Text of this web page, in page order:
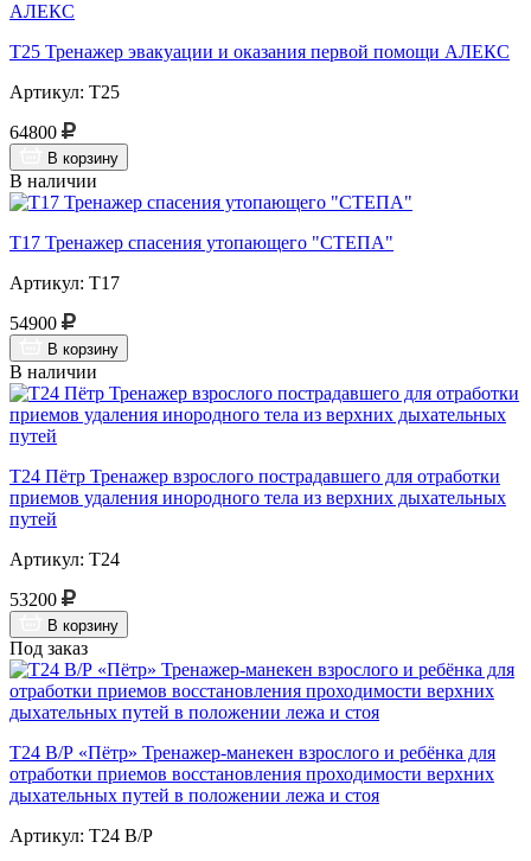
Т25 Тренажер эвакуации и оказания первой помощи АЛЕКС
Артикул: Т25
64800
В корзину
В наличии
Т17 Тренажер спасения утопающего "СТЕПА"
Артикул: Т17
54900
В корзину
В наличии
Т24 Пётр Тренажер взрослого пострадавшего для отработки
приемов удаления инородного тела из верхних дыхательных
путей
Артикул: Т24
53200
В корзину
Под заказ
Т24 В/Р «Пётр» Тренажер-манекен взрослого и ребёнка для
отработки приемов восстановления проходимости верхних
дыхательных путей в положении лежа и стоя
Артикул: Т24 В/Р